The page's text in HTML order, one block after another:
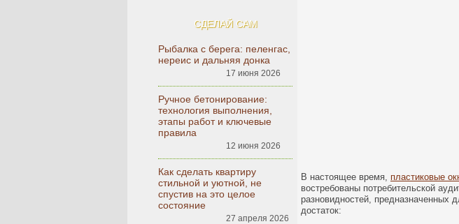
СДЕЛАЙ САМ
Рыбалка с берега: пеленгас,
нереис и дальняя донка
17 июня 2026
Ручное бетонирование:
технология выполнения,
этапы работ и ключевые
правила
12 июня 2026
Как сделать квартиру
стильной и уютной, не
спустив на это целое
состояние
27 апреля 2026
В настоящее время, пластиковые
востребованы потребительской
разновидностей,
достаток: